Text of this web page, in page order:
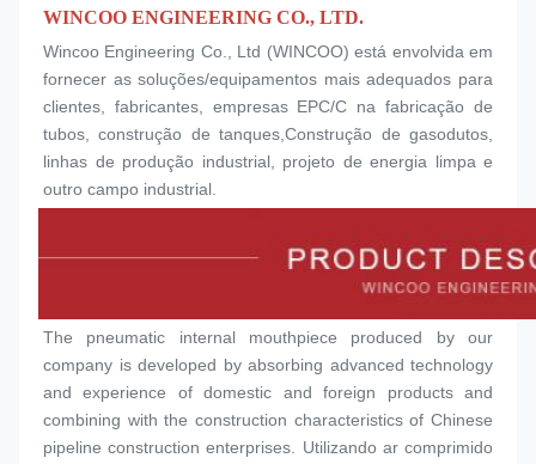
WINCOO ENGINEERING CO., LTD.
Wincoo Engineering Co., Ltd (WINCOO) está envolvida em
fornecer as soluções/equipamentos mais adequados para
clientes, fabricantes, empresas EPC/C na fabricação de
tubos, construção de tanques,Construção de gasodutos,
linhas de produção industrial, projeto de energia limpa e
outro campo industrial.
The pneumatic internal mouthpiece produced by our
company is developed by absorbing advanced technology
and experience of domestic and foreign products and
combining with the construction characteristics of Chinese
pipeline construction enterprises. Utilizando ar comprimido